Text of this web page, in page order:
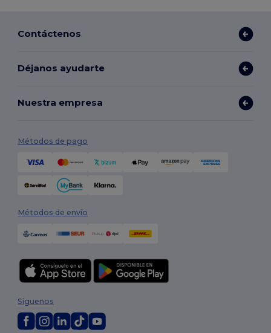
Contáctenos
Déjanos ayudarte
Nuestra empresa
Métodos de pago
Métodos de envío
Síguenos